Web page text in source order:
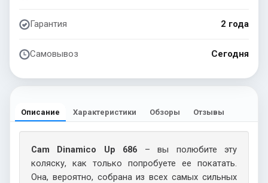
Гарантия 2 года
Самовывоз Сегодня
Описание Характеристики Обзоры Отзывы
Cam Dinamico Up 686 – вы полюбите эту
коляску, как только попробуете ее покатать.
Она, вероятно, собрана из всех самых сильных